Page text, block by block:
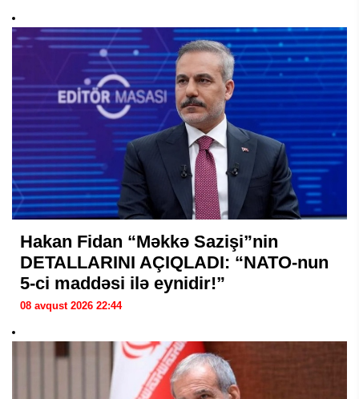
Hakan Fidan “Məkkə Sazişi”nin
DETALLARINI AÇIQLADI: “NATO-nun
5-ci maddəsi ilə eynidir!”
08 avqust 2026 22:44